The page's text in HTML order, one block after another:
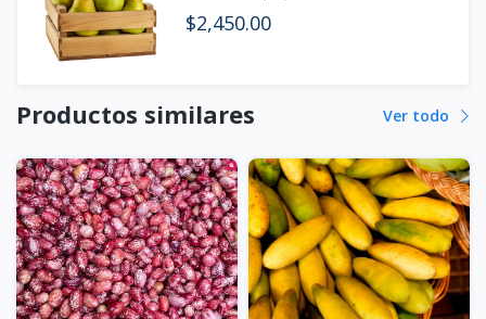
$2,450.00
Productos similares Ver todo